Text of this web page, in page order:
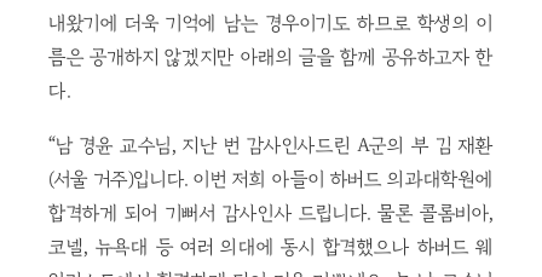
내왔기에 더욱 기억에 남는 경우이기도 하므로 학생의 이
름은 공개하지 않겠지만 아래의 글을 함께 공유하고자 한
다.
“남 경윤 교수님, 지난 번 감사인사드린 A군의 부 김 재환
(서울 거주)입니다. 이번 저희 아들이 하버드 의과대학원에
합격하게 되어 기뻐서 감사인사 드립니다. 물론 콜롬비아,
코넬, 뉴욕대 등 여러 의대에 동시 합격했으나 하버드 웨